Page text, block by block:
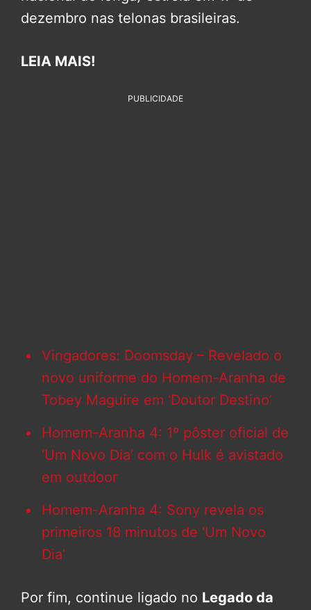
dezembro nas telonas brasileiras.
LEIA MAIS!
PUBLICIDADE
Vingadores: Doomsday – Revelado o
novo uniforme do Homem-Aranha de
Tobey Maguire em ‘Doutor Destino’
Homem-Aranha 4: 1º pôster oficial de
‘Um Novo Dia’ com o Hulk é avistado
em outdoor
Homem-Aranha 4: Sony revela os
primeiros 18 minutos de ‘Um Novo
Dia’
Por fim, continue ligado no Legado da